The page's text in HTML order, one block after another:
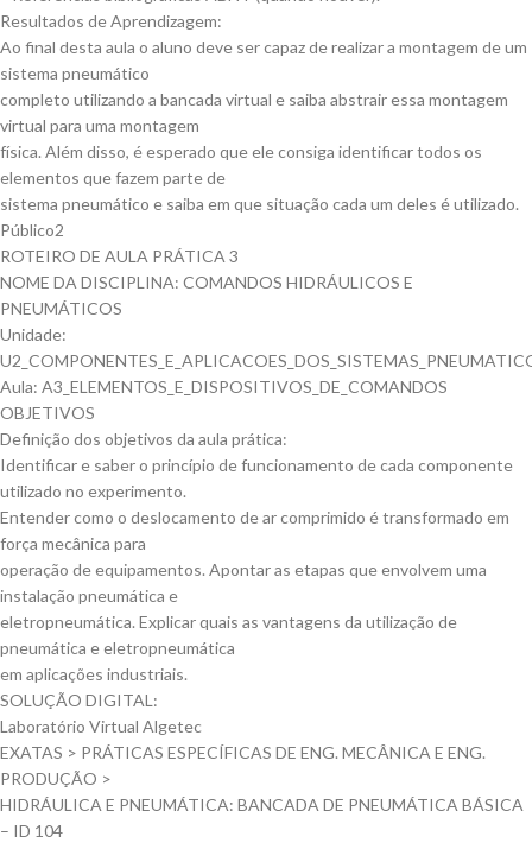
Resultados de Aprendizagem:
Ao final desta aula o aluno deve ser capaz de realizar a montagem de um
sistema pneumático
completo utilizando a bancada virtual e saiba abstrair essa montagem
virtual para uma montagem
física. Além disso, é esperado que ele consiga identificar todos os
elementos que fazem parte de
sistema pneumático e saiba em que situação cada um deles é utilizado.
Público2
ROTEIRO DE AULA PRÁTICA 3
NOME DA DISCIPLINA: COMANDOS HIDRÁULICOS E
PNEUMÁTICOS
Unidade:
Aula: A3_ELEMENTOS_E_DISPOSITIVOS_DE_COMANDOS
OBJETIVOS
Definição dos objetivos da aula prática:
Identificar e saber o princípio de funcionamento de cada componente
utilizado no experimento.
Entender como o deslocamento de ar comprimido é transformado em
força mecânica para
operação de equipamentos. Apontar as etapas que envolvem uma
instalação pneumática e
eletropneumática. Explicar quais as vantagens da utilização de
pneumática e eletropneumática
em aplicações industriais.
SOLUÇÃO DIGITAL:
Laboratório Virtual Algetec
EXATAS > PRÁTICAS ESPECÍFICAS DE ENG. MECÂNICA E ENG.
PRODUÇÃO >
HIDRÁULICA E PNEUMÁTICA: BANCADA DE PNEUMÁTICA BÁSICA
– ID 104